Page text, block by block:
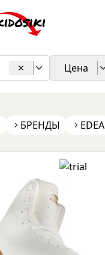
Цена
БРЕНДЫ EDEA